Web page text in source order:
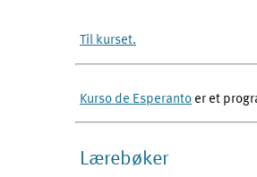
Til kurset.
Kurso de Esperantoer et
Lærebøker